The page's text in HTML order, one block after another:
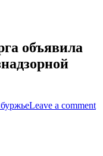
объявила
Leave a comment